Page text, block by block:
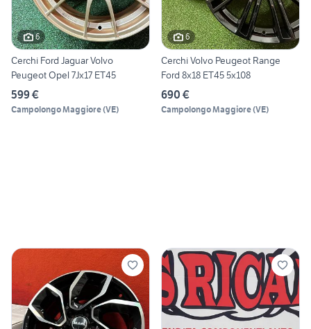
6
Cerchi Ford Jaguar Volvo
Peugeot Opel 7Jx17 ET45
599 €
Campolongo Maggiore(VE)
6
Cerchi Volvo Peugeot Range
Ford 8x18 ET45 5x108
690 €
Campolongo Maggiore(VE)